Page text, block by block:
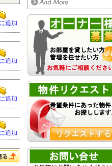
追加
追加
追加
追加